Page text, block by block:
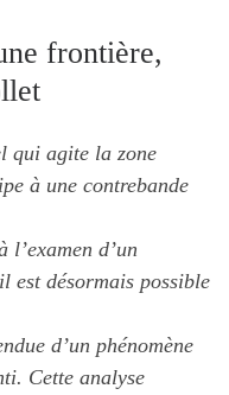
frontière,
qui agite la zone
à une contrebande
l’examen d’un
est désormais possible
d’un phénomène
Cette analyse